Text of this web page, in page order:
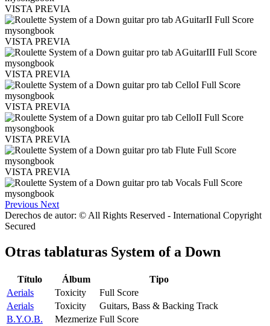
VISTA PREVIA
VISTA PREVIA
VISTA PREVIA
VISTA PREVIA
VISTA PREVIA
VISTA PREVIA
Previous Next
Derechos de autor: © All Rights Reserved - International Copyright
Secured
Otras tablaturas System of a Down
Título Álbum
Tipo
Aerials
Toxicity
Full Score
Aerials
Toxicity
Guitars, Bass & Backing Track
B.Y.O.B.
Mezmerize Full Score